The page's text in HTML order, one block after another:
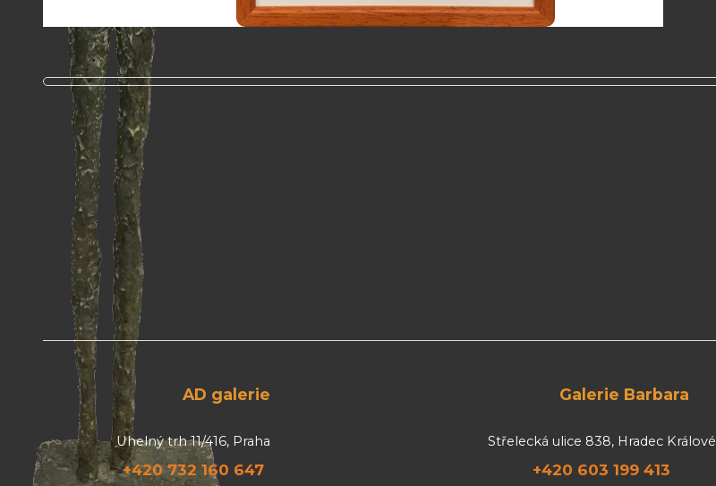
AD galerie
Uhelný trh 11/416, Praha
+420 732 160 647
Galerie Barbara
Střelecká ulice 838, Hradec Králové
+420 603 199 413